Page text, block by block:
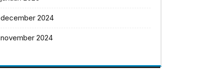
december 2024
november 2024